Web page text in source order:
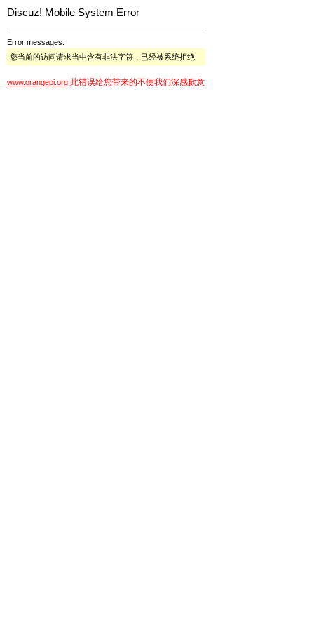
Discuz! Mobile System Error
Error messages:
您当前的访问请求当中含有非法字符，已经被系统拒绝
www.orangepi.org 此错误给您带来的不便我们深感歉意